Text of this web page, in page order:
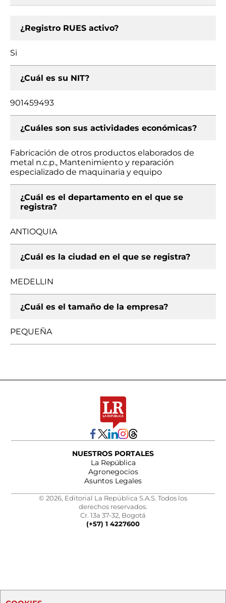
¿Registro RUES activo?
Si
¿Cuál es su NIT?
901459493
¿Cuáles son sus actividades económicas?
Fabricación de otros productos elaborados de
metal n.c.p., Mantenimiento y reparación
especializado de maquinaria y equipo
¿Cuál es el departamento en el que se
registra?
ANTIOQUIA
¿Cuál es la ciudad en el que se registra?
MEDELLIN
¿Cuál es el tamaño de la empresa?
PEQUEÑA
NUESTROS PORTALES
La República
Agronegocios
Asuntos Legales
© 2026, Editorial La República S.A.S. Todos los
derechos reservados.
Cr. 13a 37-32, Bogotá
(+57) 1 4227600